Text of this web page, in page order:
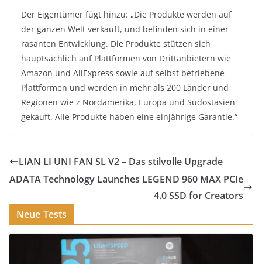
Der Eigentümer fügt hinzu: „Die Produkte werden auf
der ganzen Welt verkauft, und befinden sich in einer
rasanten Entwicklung. Die Produkte stützen sich
hauptsächlich auf Plattformen von Drittanbietern wie
Amazon und AliExpress sowie auf selbst betriebene
Plattformen und werden in mehr als 200 Länder und
Regionen wie z Nordamerika, Europa und Südostasien
gekauft. Alle Produkte haben eine einjährige Garantie.“
LIAN LI UNI FAN SL V2 – Das stilvolle Upgrade
ADATA Technology Launches LEGEND 960 MAX PCIe
4.0 SSD for Creators
Neue Tests